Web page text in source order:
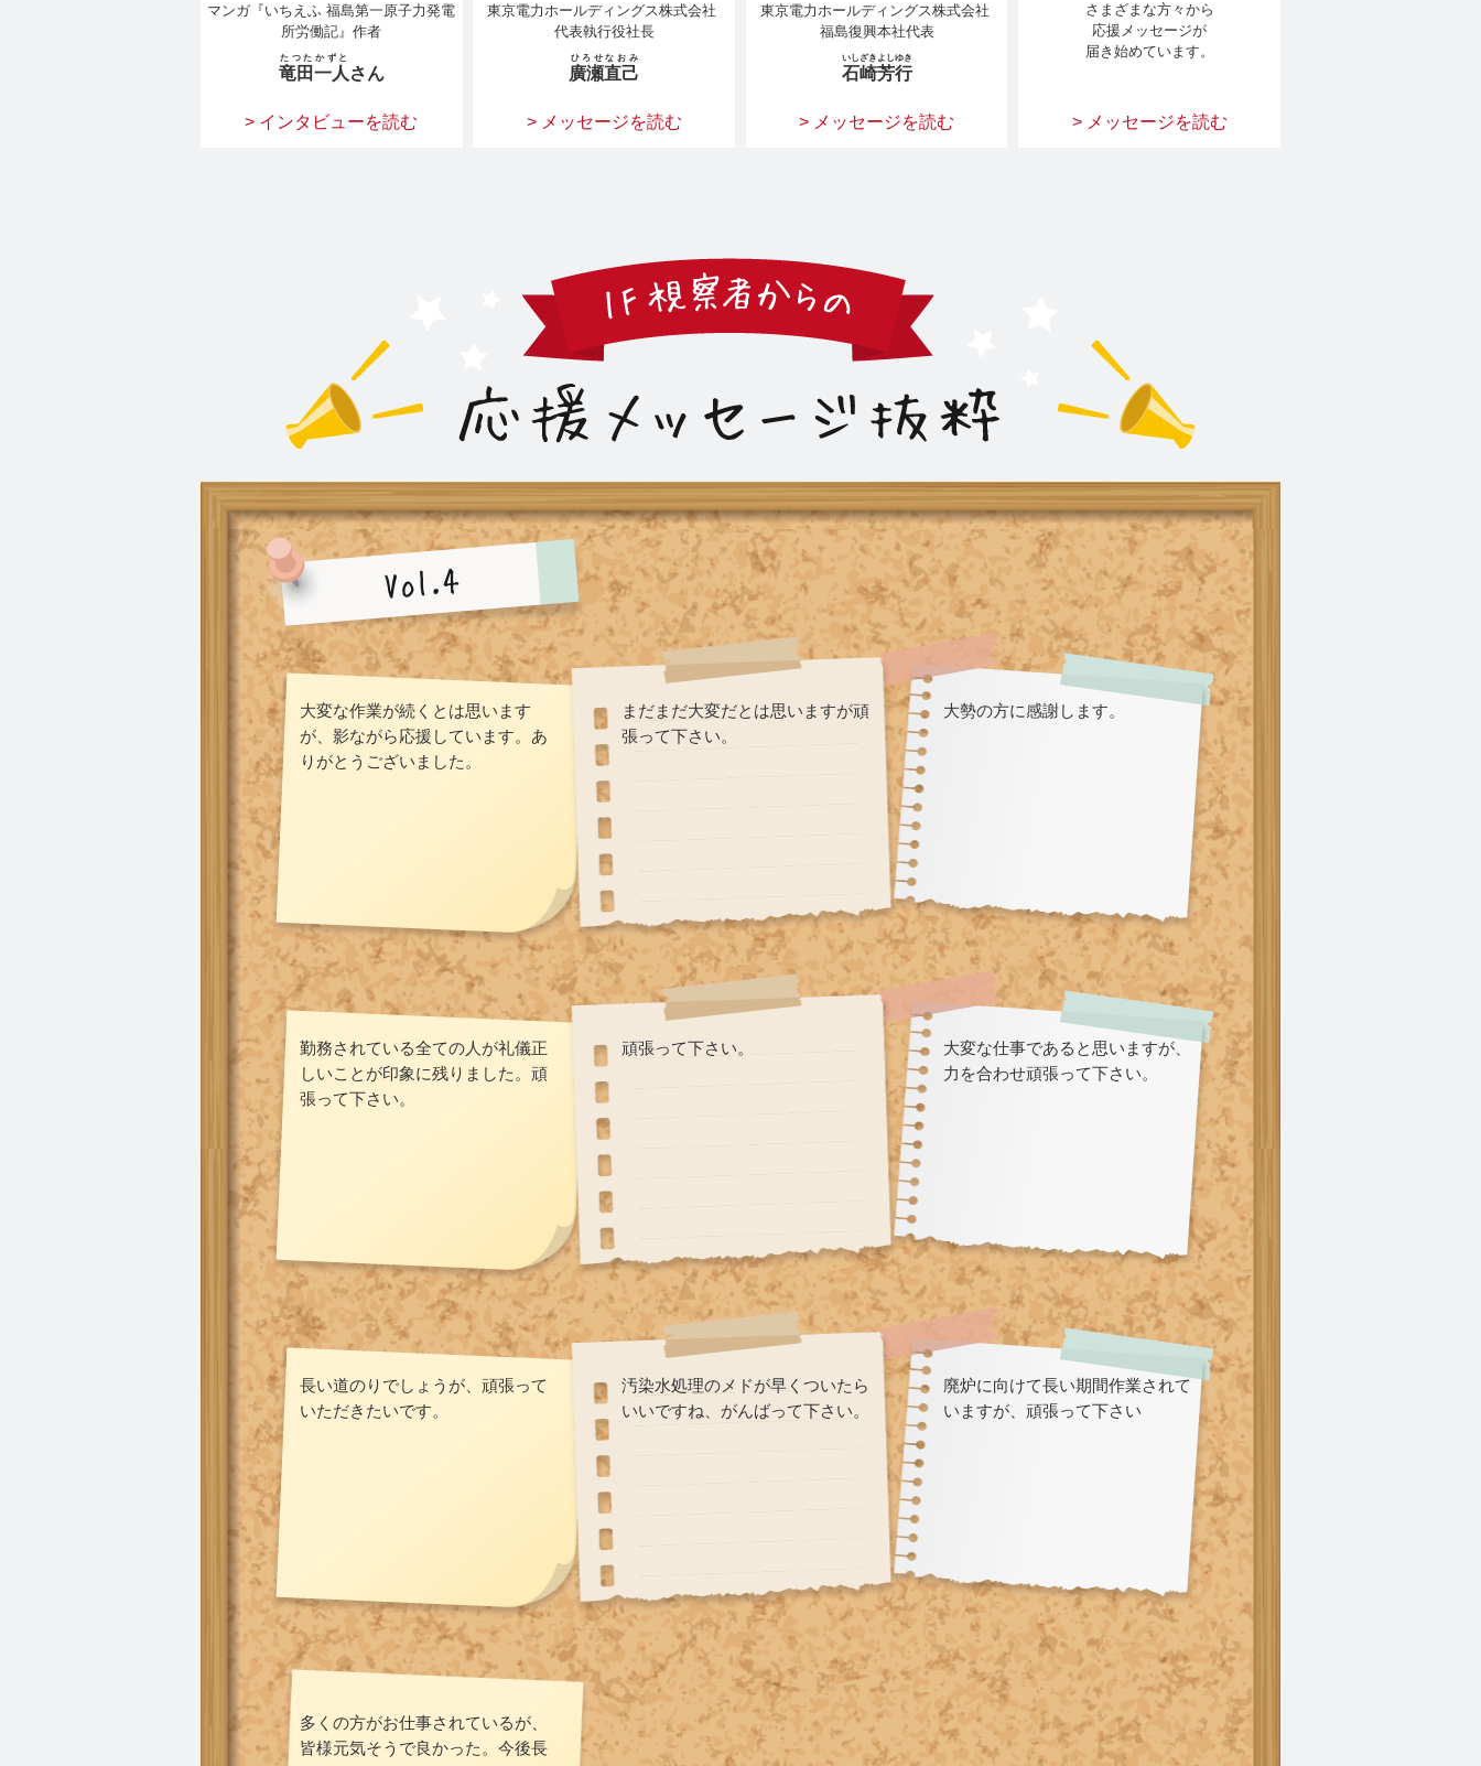
マンガ『いちえふ 福島第一原子力発電
所労働記』作者
竜田
たつた
一人
かずと
さん
> インタビューを読む
東京電力ホールディングス株式会社
代表執行役社長
廣瀬直己
ひろせなおみ
> メッセージを読む
東京電力ホールディングス株式会社
福島復興本社代表
石崎芳行
いしざきよしゆき
> メッセージを読む
さまざまな方々から
応援メッセージが
届き始めています。
> メッセージを読む
大変な作業が続くとは思います
が、影ながら応援しています。あ
りがとうございました。
まだまだ大変だとは思いますが頑
張って下さい。
大勢の方に感謝します。
勤務されている全ての人が礼儀正
しいことが印象に残りました。頑
張って下さい。
頑張って下さい。
大変な仕事であると思いますが、
力を合わせ頑張って下さい。
長い道のりでしょうが、頑張って
いただきたいです。
汚染水処理のメドが早くついたら
いいですね、がんばって下さい。
廃炉に向けて長い期間作業されて
いますが、頑張って下さい
多くの方がお仕事されているが、
皆様元気そうで良かった。今後長